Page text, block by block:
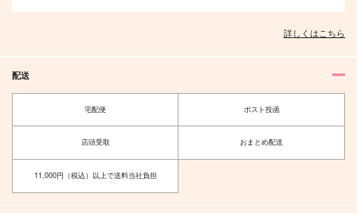
remiere partie）
スラムダンク
宮城リョータ×三井寿
K120
スラムダンク
スイートポテト
704円（税込）
スラムダンク
宮城リョータ×三井寿
詳しくはこちら
配送
宅配便 ポスト投函
店頭受取 おまとめ配送
11,000円（税込）以上で送料当社負担